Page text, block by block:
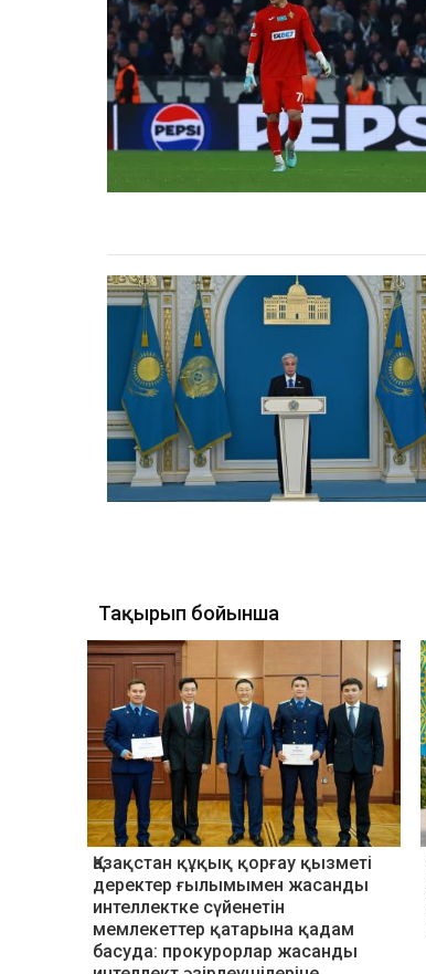
Тақырып бойынша
Қазақстан құқық қорғау қызметі
деректер ғылымымен жасанды
интеллектке сүйенетін
мемлекеттер қатарына қадам
басуда: прокурорлар жасанды